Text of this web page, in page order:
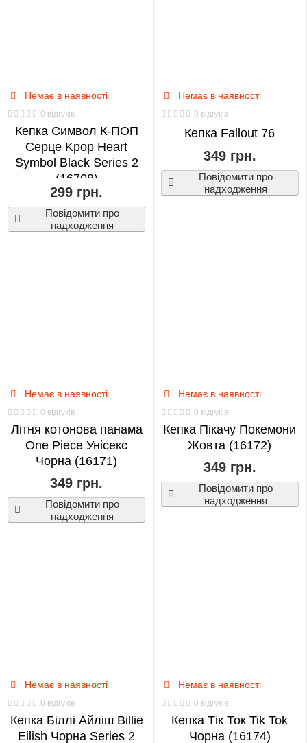
Немає в наявності
0 відгуків
Кепка Символ К-ПОП
Серце Kpop Heart
Symbol Black Series 2
(16708)
299 грн.
Повідомити про
надходження
Немає в наявності
0 відгуків
Кепка Fallout 76
349 грн.
Повідомити про
надходження
Немає в наявності
0 відгуків
Літня котонова панама
One Piece Унісекс
Чорна (16171)
349 грн.
Повідомити про
надходження
Немає в наявності
0 відгуків
Кепка Пікачу Покемони
Жовта (16172)
349 грн.
Повідомити про
надходження
Немає в наявності
0 відгуків
Кепка Біллі Айліш Billie
Eilish Чорна Series 2
Немає в наявності
0 відгуків
Кепка Тік Ток Tik Tok
Чорна (16174)